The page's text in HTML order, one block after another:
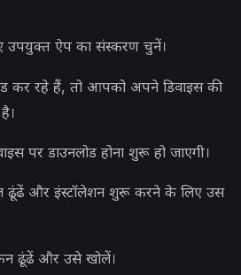
उपयुक्त ऐप का संस्करण चुनें।
कर रहे हैं, तो आपको अपने डिवाइस की
पर डाउनलोड होना शुरू हो जाएगी।
ढूंढें और इंस्टॉलेशन शुरू करने के लिए उस
ढूंढें और उसे खोलें।